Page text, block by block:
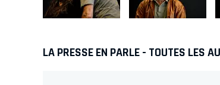
LA PRESSE EN PARLE - TOUTES LES